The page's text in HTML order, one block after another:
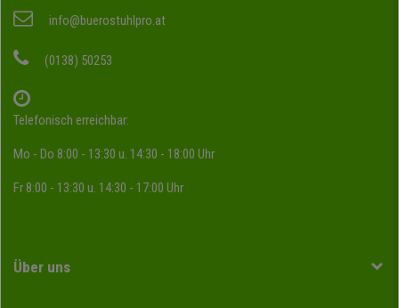
info@buerostuhlpro.at
(0138) 50253
Telefonisch erreichbar:
Mo - Do 8:00 - 13:30 u. 14:30 - 18:00 Uhr
Fr 8:00 - 13:30 u. 14:30 - 17:00 Uhr
Über uns